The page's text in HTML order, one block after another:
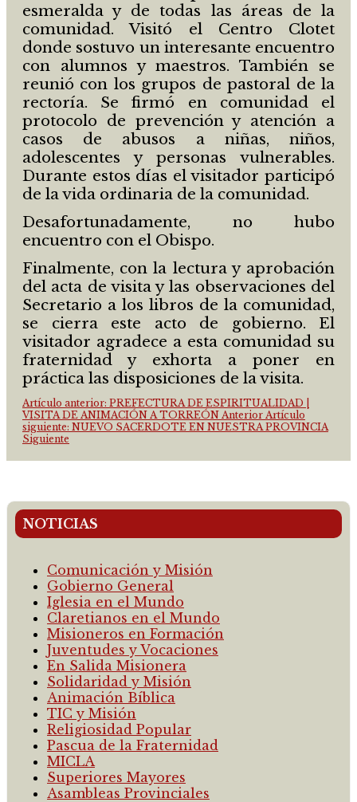
esmeralda y de todas las áreas de la
comunidad. Visitó el Centro Clotet
donde sostuvo un interesante encuentro
con alumnos y maestros. También se
reunió con los grupos de pastoral de la
rectoría. Se firmó en comunidad el
protocolo de prevención y atención a
casos de abusos a niñas, niños,
adolescentes y personas vulnerables.
Durante estos días el visitador participó
de la vida ordinaria de la comunidad.
Desafortunadamente, no hubo
encuentro con el Obispo.
Finalmente, con la lectura y aprobación
del acta de visita y las observaciones del
Secretario a los libros de la comunidad,
se cierra este acto de gobierno. El
visitador agradece a esta comunidad su
fraternidad y exhorta a poner en
práctica las disposiciones de la visita.
Artículo anterior: PREFECTURA DE ESPIRITUALIDAD |
VISITA DE ANIMACIÓN A TORREÓN Anterior Artículo
siguiente: NUEVO SACERDOTE EN NUESTRA PROVINCIA
Siguiente
NOTICIAS
Comunicación y Misión
Gobierno General
Iglesia en el Mundo
Claretianos en el Mundo
Misioneros en Formación
Juventudes y Vocaciones
En Salida Misionera
Solidaridad y Misión
Animación Bíblica
TIC y Misión
Religiosidad Popular
Pascua de la Fraternidad
MICLA
Superiores Mayores
Asambleas Provinciales